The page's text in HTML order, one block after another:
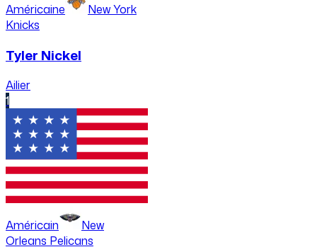
Américaine
New York
Knicks
Tyler Nickel
Ailier
1
Américain
New
Orleans Pelicans